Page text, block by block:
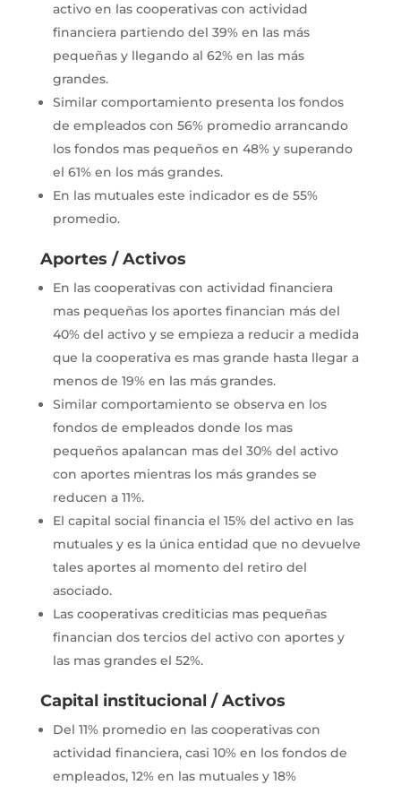
activo en las cooperativas con actividad
financiera partiendo del 39% en las más
pequeñas y llegando al 62% en las más
grandes.
Similar comportamiento presenta los fondos
de empleados con 56% promedio arrancando
los fondos mas pequeños en 48% y superando
el 61% en los más grandes.
En las mutuales este indicador es de 55%
promedio.
Aportes / Activos
En las cooperativas con actividad financiera
mas pequeñas los aportes financian más del
40% del activo y se empieza a reducir a medida
que la cooperativa es mas grande hasta llegar a
menos de 19% en las más grandes.
Similar comportamiento se observa en los
fondos de empleados donde los mas
pequeños apalancan mas del 30% del activo
con aportes mientras los más grandes se
reducen a 11%.
El capital social financia el 15% del activo en las
mutuales y es la única entidad que no devuelve
tales aportes al momento del retiro del
asociado.
Las cooperativas crediticias mas pequeñas
financian dos tercios del activo con aportes y
las mas grandes el 52%.
Capital institucional / Activos
Del 11% promedio en las cooperativas con
actividad financiera, casi 10% en los fondos de
empleados, 12% en las mutuales y 18%